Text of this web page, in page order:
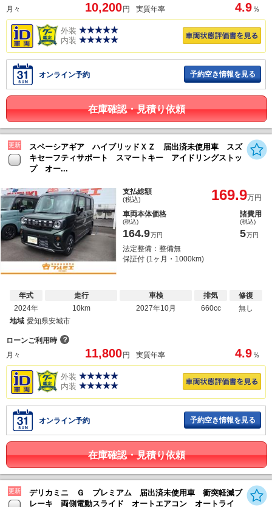
月々
10,200 円 実質年率 4.9 ％
外装
内装
オンライン予約 予約空き情報を見る
在庫確認・見積り依頼
更新
スペーシアギア ハイブリッドＸＺ 届出済未使用車 スズ
キセーフティサポート スマートキー アイドリングストッ
プ オー...
支払総額
(税込) 169.9万円
車両本体価格
(税込)
164.9万円
諸費用
(税込)
5万円
法定整備：整備無
保証付 (1ヶ月・1000km)
年式
2024年
走行
10km
車検
2027年10月
排気
660cc
修復
無し
地域 愛知県安城市
ローンご利用時 ？
月々
11,800 円 実質年率 4.9 ％
外装
内装
オンライン予約 予約空き情報を見る
在庫確認・見積り依頼
更新
デリカミニ Ｇ プレミアム 届出済未使用車 衝突軽減ブ
レーキ 両側電動スライド オートエアコン オートライ